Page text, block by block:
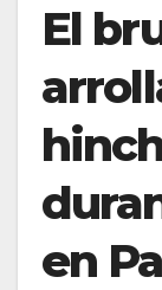
El
en